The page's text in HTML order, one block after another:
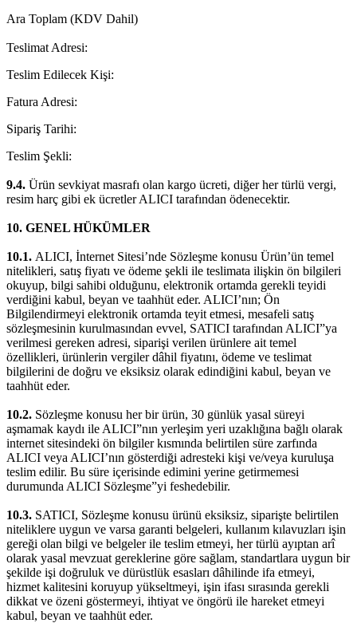
Ara Toplam (KDV Dahil)
Teslimat Adresi:
Teslim Edilecek Kişi:
Fatura Adresi:
Sipariş Tarihi:
Teslim Şekli:
9.4. Ürün sevkiyat masrafı olan kargo ücreti, diğer her türlü vergi,
resim harç gibi ek ücretler ALICI tarafından ödenecektir.
10. GENEL HÜKÜMLER
10.1. ALICI, İnternet Sitesi’nde Sözleşme konusu Ürün’ün temel
nitelikleri, satış fiyatı ve ödeme şekli ile teslimata ilişkin ön bilgileri
okuyup, bilgi sahibi olduğunu, elektronik ortamda gerekli teyidi
verdiğini kabul, beyan ve taahhüt eder. ALICI’nın; Ön
Bilgilendirmeyi elektronik ortamda teyit etmesi, mesafeli satış
sözleşmesinin kurulmasından evvel, SATICI tarafından ALICI”ya
verilmesi gereken adresi, siparişi verilen ürünlere ait temel
özellikleri, ürünlerin vergiler dâhil fiyatını, ödeme ve teslimat
bilgilerini de doğru ve eksiksiz olarak edindiğini kabul, beyan ve
taahhüt eder.
10.2. Sözleşme konusu her bir ürün, 30 günlük yasal süreyi
aşmamak kaydı ile ALICI”nın yerleşim yeri uzaklığına bağlı olarak
internet sitesindeki ön bilgiler kısmında belirtilen süre zarfında
ALICI veya ALICI’nın gösterdiği adresteki kişi ve/veya kuruluşa
teslim edilir. Bu süre içerisinde edimini yerine getirmemesi
durumunda ALICI Sözleşme”yi feshedebilir.
10.3. SATICI, Sözleşme konusu ürünü eksiksiz, siparişte belirtilen
niteliklere uygun ve varsa garanti belgeleri, kullanım kılavuzları işin
gereği olan bilgi ve belgeler ile teslim etmeyi, her türlü ayıptan arî
olarak yasal mevzuat gereklerine göre sağlam, standartlara uygun bir
şekilde işi doğruluk ve dürüstlük esasları dâhilinde ifa etmeyi,
hizmet kalitesini koruyup yükseltmeyi, işin ifası sırasında gerekli
dikkat ve özeni göstermeyi, ihtiyat ve öngörü ile hareket etmeyi
kabul, beyan ve taahhüt eder.